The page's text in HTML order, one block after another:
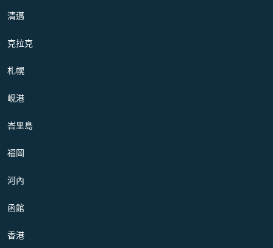
清邁
克拉克
札幌
峴港
峇里島
福岡
河內
函館
香港